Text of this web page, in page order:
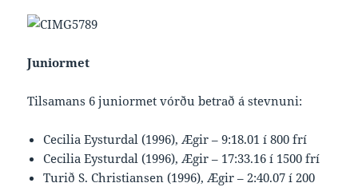
Juniormet
Tilsamans 6 juniormet vórðu betrað á stevnuni:
Cecilia Eysturdal (1996), Ægir – 9:18.01 í 800 frí
Cecilia Eysturdal (1996), Ægir – 17:33.16 í 1500 frí
Turið S. Christiansen (1996), Ægir – 2:40.07 í 200